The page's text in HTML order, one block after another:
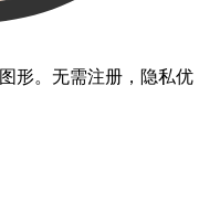
形。无需注册，隐私优